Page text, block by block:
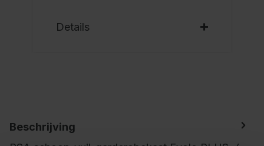
Details
Beschrijving